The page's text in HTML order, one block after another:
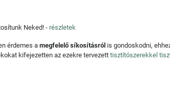
Neked! - részletek
érdemes amegfelelő síkosításról is gondoskodni,
kifejezetten az ezekre tervezett tisztítószerekkel